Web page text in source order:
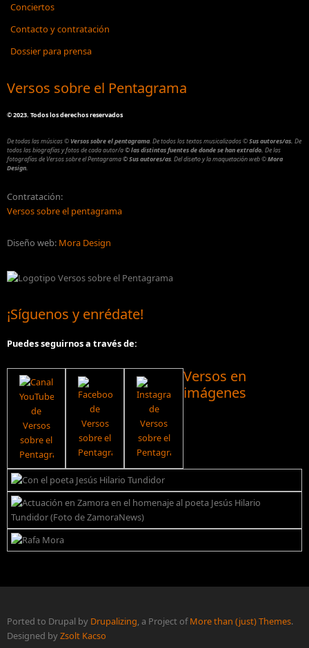
Conciertos
Contacto y contratación
Dossier para prensa
Versos sobre el Pentagrama
©2023. Todos los derechos reservados
De todas las músicas© Versos sobre el pentagrama. De todos los textos musicalizados©Sus autores/as. De
todos las biografías y fotos de cada autor/a© las distintas fuentes de donde se han extraído. De las
fotografías de Versos sobre el Pentagrama© Sus autores/as. Del diseño y la maquetación web©Mora
Design.
Contratación:
Versos sobre el pentagrama
Diseño web: Mora Design
¡Síguenos y enrédate!
Puedes seguirnos a través de:
Versos en
imágenes
Ported to Drupal by Drupalizing, a Project ofMore than (just) Themes.
Designed byZsolt Kacso